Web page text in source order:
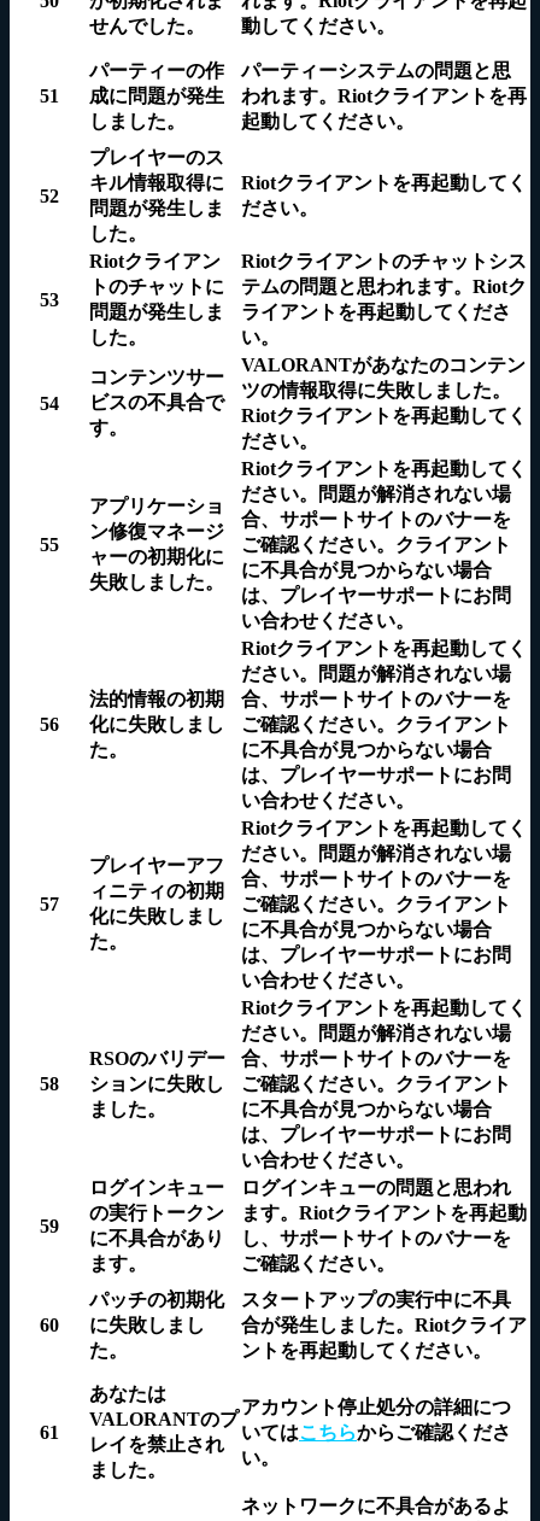
せんでした。
動してください。
51
パーティーの作
成に問題が発生
しました。
パーティーシステムの問題と思
われます。 Riotクライアントを再
起動してください。
52
プレイヤーのス
キル情報取得に
問題が発生しま
した。
Riotクライアントを再起動してく
ださい。
53
Riotクライアン
トのチャットに
問題が発生しま
した。
Riotクライアントのチャットシス
テムの問題と思われます。 Riotク
ライアントを再起動してくださ
い。
54
コンテンツサー
ビスの不具合で
す。
VALORANTがあなたのコンテン
ツの情報取得に失敗しました。
Riotクライアントを再起動してく
ださい。
55
アプリケーショ
ン修復マネージ
ャーの初期化に
失敗しました。
Riotクライアントを再起動してく
ださい。問題が解消されない場
合、サポートサイトのバナーを
ご確認ください。クライアント
に不具合が見つからない場合
は、プレイヤーサポートにお問
い合わせ ください。
56
法的情報の初期
化に失敗しまし
た。
Riotクライアントを再起動してく
ださい。問題が解消されない場
合、サポートサイトのバナーを
ご確認ください。クライアント
に不具合が見つからない場合
は、プレイヤーサポートにお問
い合わせ ください。
57
プレイヤーアフ
ィニティの初期
化に失敗しまし
た。
Riotクライアントを再起動してく
ださい。問題が解消されない場
合、サポートサイトのバナーを
ご確認ください。クライアント
に不具合が見つからない場合
は、プレイヤーサポートにお問
い合わせ ください。
58
RSOのバリデー
ションに失敗し
ました。
Riotクライアントを再起動してく
ださい。問題が解消されない場
合、サポートサイトのバナーを
ご確認ください。クライアント
に不具合が見つからない場合
は、プレイヤーサポートにお問
い合わせ ください。
59
ログインキュー
の実行トークン
に不具合があり
ます。
ログインキューの問題と思われ
ます。 Riotクライアントを再起動
し、サポートサイトのバナーを
ご確認ください。
60
パッチの初期化
に失敗しまし
た。
スタートアップの実行中に不具
合が発生しました。 Riotクライア
ントを再起動してください。
61
あなたは
VALORANTのプ
レイを禁止され
ました。
アカウント停止処分の詳細につ
いてはこちらからご確認くださ
い。
ネットワークに不具合があるよ